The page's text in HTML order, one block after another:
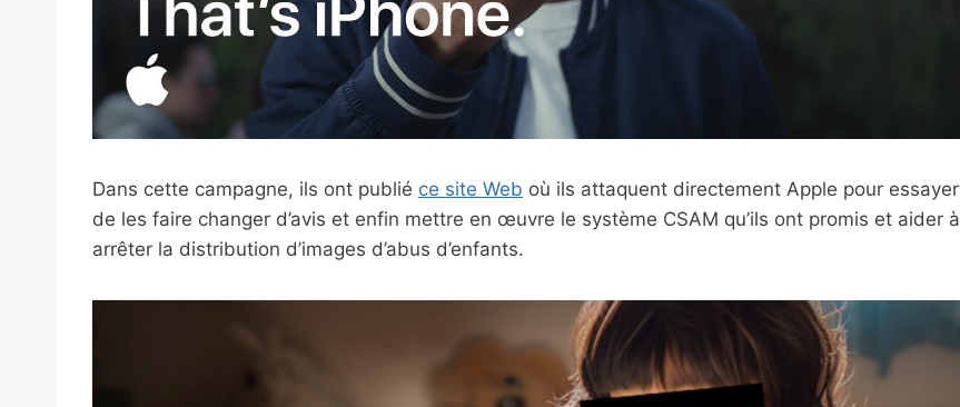
Dans cette campagne, ils ont publié ce site Web où ils attaquent directement Apple pour essayer
de les faire changer d’avis et enfin mettre en œuvre le système CSAM qu’ils ont promis et aider à
arrêter la distribution d’images d’abus d’enfants.